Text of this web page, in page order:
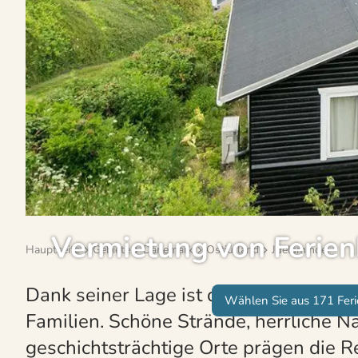
Vermietung von
Wählen Sie aus 171
Hauptseite Gebiete Dänemark Ostjütland Juelsminde
Dank seiner Lage ist der Ferienort
Familien. Schöne Strände, herrliche
geschichtsträchtige Orte prägen die